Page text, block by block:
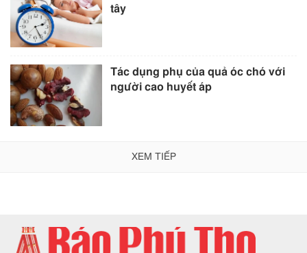
tây
Tác dụng phụ của quả óc chó với
người cao huyết áp
XEM TIẾP